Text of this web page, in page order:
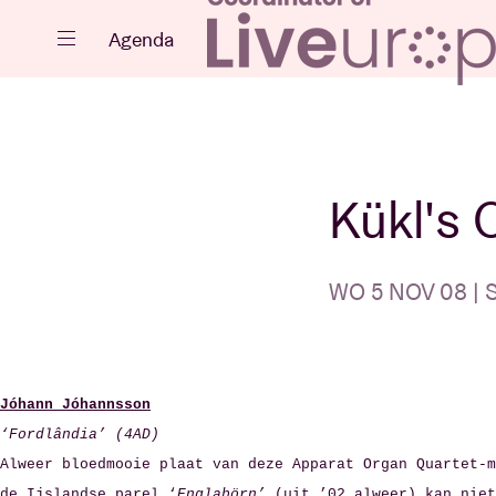
Sluiten
Nieuws
Agenda
Kükl's
WO 5 NOV 08 |
Jóhann Jóhannsson
‘Fordlândia’ (4AD)
Alweer bloedmooie plaat van deze Apparat Organ